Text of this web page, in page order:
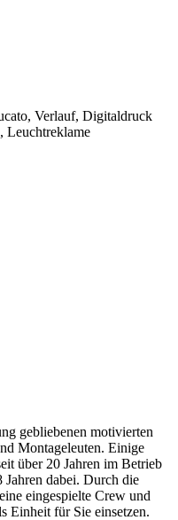
gebliebenen motivierten
Montageleuten. Einige
über 20 Jahren im Betrieb
Jahren dabei. Durch die
eingespielte Crew und
Einheit für Sie einsetzen.